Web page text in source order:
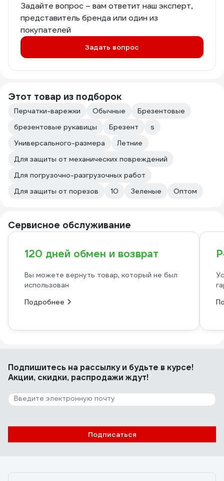
Задайте вопрос – вам ответит наш эксперт,
представитель бренда или один из
покупателей
Задать вопрос
Этот товар из подборок
Перчатки-варежки Обычные
Брезентовые
брезентовые рукавицы
Брезент
s
Универсального-размера
Летние
Для защиты от механических повреждений
Для погрузочно-разгрузочных работ
Для защиты от порезов
10 Зеленые Оптом
Сервисное обслуживание
120 дней обмен и возврат
Вы можете вернуть товар, который не был
использован
Подробнее
Подпишитесь на рассылкуи будьте в курсе!
Акции, скидки, распродажи ждут!
Подписаться